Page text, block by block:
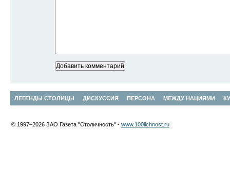
ЛЕГЕНДЫ СТОЛИЦЫ ДИСКУССИЯ ПЕРСОНА МЕЖДУ НАЦИЯМИ
© 1997–2026 ЗАО Газета "Столичность" - www.100lichnost.ru